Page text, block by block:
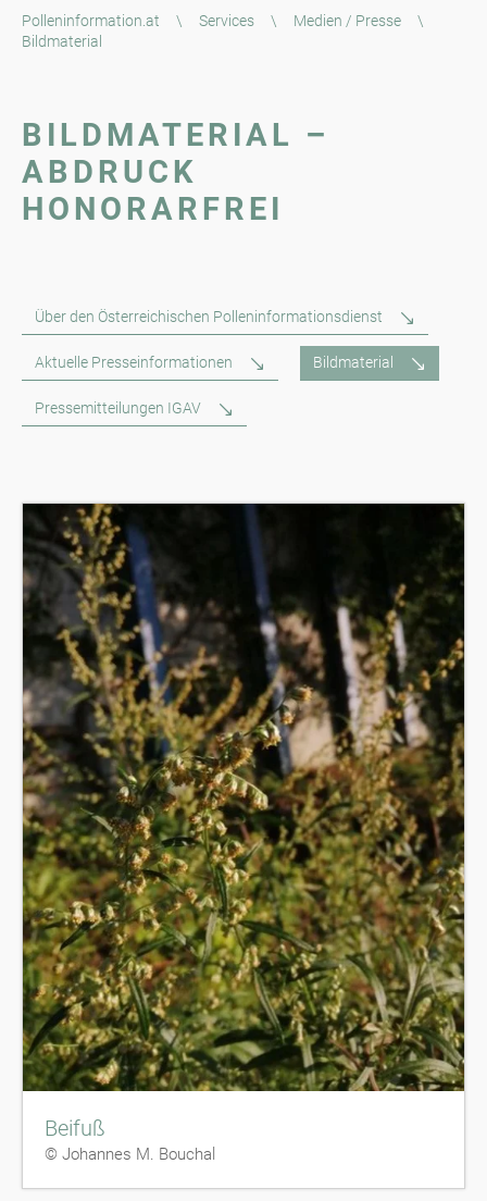
Polleninformation.at \ Services \ Medien / Presse
\
Bildmaterial
BILDMATERIAL –
ABDRUCK
HONORARFREI
Über den Österreichischen Polleninformationsdienst
Aktuelle Presseinformationen Bildmaterial
Pressemitteilungen IGAV
Beifuß
© Johannes M. Bouchal